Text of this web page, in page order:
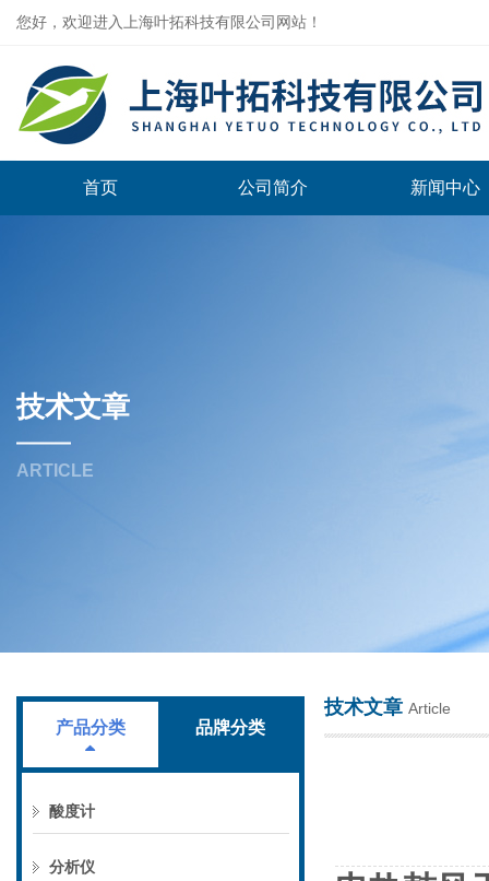
您好，欢迎进入上海叶拓科技有限公司网站！
首页 公司简介 新闻中心
技术文章
ARTICLE
产品分类 品牌分类
酸度计
分析仪
技术文章 Article